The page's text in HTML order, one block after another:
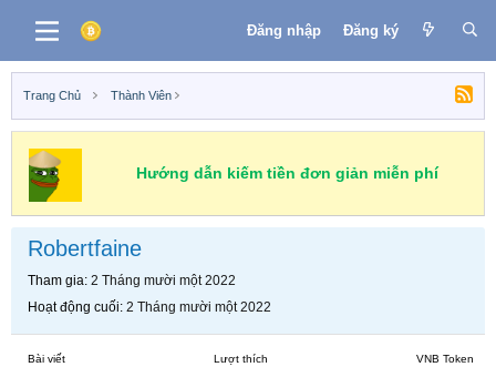
Đăng nhập Đăng ký
Trang Chủ Thành Viên
Hướng dẫn kiếm tiền đơn giản miễn phí
Robertfaine
Tham gia 2 Tháng mười một 2022
Hoạt động cuối 2 Tháng mười một 2022
Bài viết Lượt thích VNB Token